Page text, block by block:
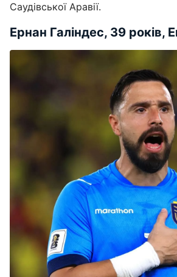
Саудівської Аравії.
Ернан Галіндес, 39 років,